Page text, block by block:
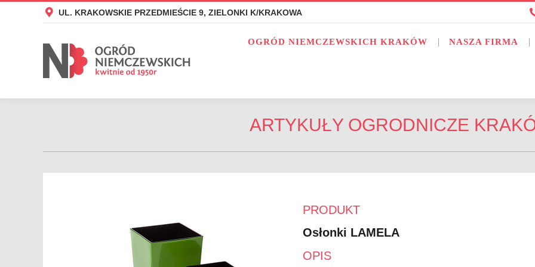
UL. KRAKOWSKIE PRZEDMIEŚCIE 9, ZIELONKI K/KRAKOWA
OGRÓD NIEMCZEWSKICH KRAKÓW NASZA FIRMA
ARTYKUŁY OGRODNICZE
PRODUKT
Osłonki LAMELA
OPIS
UL. KRAKOWSKIE PRZEDMIEŚCIE 9, ZIELONKI K/KRAKOWA
OGRÓD NIEMCZEWSKICH KRAKÓW NASZA FIRMA OFERTA